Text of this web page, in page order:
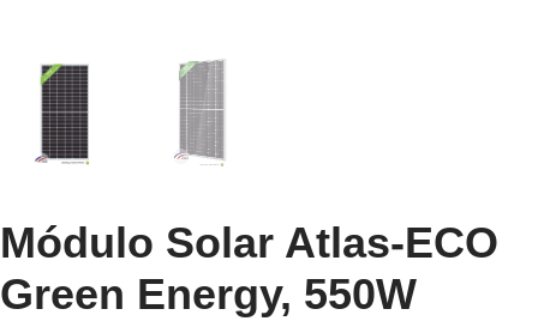
Módulo Solar Atlas-ECO
Green Energy, 550W